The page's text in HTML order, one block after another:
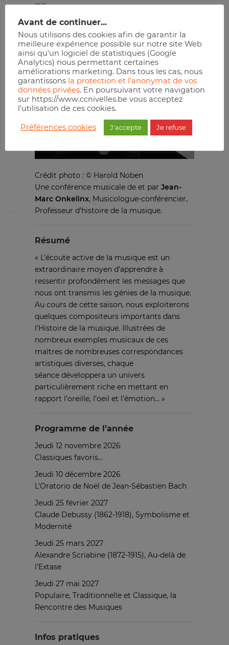
min
Réserver
Crédit photo : © Harold Noben
Une conférence musicale de et par Jean-
Marc Onkelinx, Musicologue-conférencier,
Professeur d’histoire de la musique.
Résumé
« L’écoute active de la musique est un
extraordinaire moyen d’apprendre à
ressentir profondément les messages que
nous ont transmis les génies de la musique.
Au cours de cette saison, nous exploiterons
quelques compositeurs importants dans
l’Histoire de la musique. Illustrées de
nombreux exemples musicaux de ces
maîtres de nombreuses correspondances
artistiques diverses, chaque
séance développera un univers
particulièrement riche en mettant en
rapport l’oreille, l’oeil et l’émotion… »
Programme de l’année
Jeudi 12 novembre 2026
Classiques favoris…
Jeudi 10 décembre 2026
L’Oratorio de Noël de Jean-Sébastien Bach
Jeudi 25 février 2027
Claude Debussy (1862-1918), Symbolisme et
Modernité
Jeudi 25 mars 2027
Alexandre Scriabine (1872-1915), Au-delà de
l’Extase
Jeudi 27 mai 2027
Populaire, Traditionnelle et Classique, la
Rencontre des Musiques
Infos pratiques
Avant de continuer...
Nous utilisons des cookies afin de garantir la
meilleure expérience possible sur notre site Web
ainsi qu'un logiciel de statistiques (Google
Analytics) nous permettant certaines
améliorations marketing. Dans tous les cas, nous
garantissons la protection et l'anonymat de vos
données privées. En poursuivant votre navigation
sur https://www.ccnivelles.be vous acceptez
l'utilisation de ces cookies.
Préférences cookies J'accepte Je refuse